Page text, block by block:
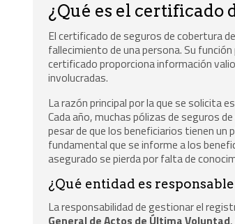
¿Qué es el certificado
El certificado de seguros de cobertura
fallecimiento de una persona. Su
certificado proporciona información
involucradas.
La razón principal por la que se solicita
Cada año, muchas pólizas de seguros
pesar de que los beneficiarios tienen un
fundamental que se informe a los
asegurado se pierda por falta de
¿Qué entidad es
La responsabilidad de gestionar el